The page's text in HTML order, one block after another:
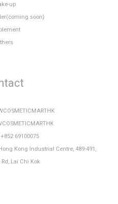
up
soon)
69100075
Kong Industrial Centre, 489-491,
Lai Chi Kok